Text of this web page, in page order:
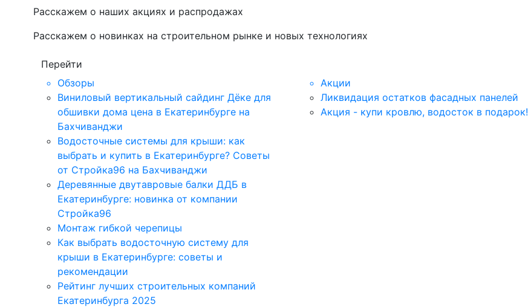
Расскажем о наших акциях и распродажах
Расскажем о новинках на строительном рынке и новых технологиях
Перейти
Обзоры
Виниловый вертикальный сайдинг Дёке для
обшивки дома цена в Екатеринбурге на
Бахчиванджи
Водосточные системы для крыши: как
выбрать и купить в Екатеринбурге? Советы
от Стройка96 на Бахчиванджи
Деревянные двутавровые балки ДДБ в
Екатеринбурге: новинка от компании
Стройка96
Монтаж гибкой черепицы
Как выбрать водосточную систему для
крыши в Екатеринбурге: советы и
рекомендации
Рейтинг лучших строительных компаний
Екатеринбурга 2025
Акции
Ликвидация остатков фасадных панелей
Акция - купи кровлю, водосток в подарок!